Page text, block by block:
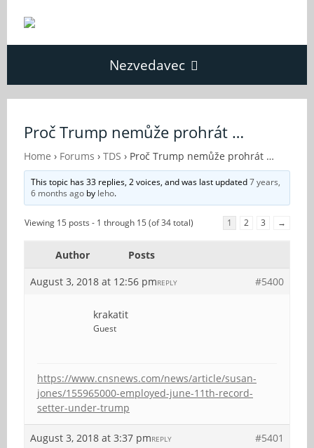
Nezvedavec
Fórum
Proč Trump nemůže prohrát …
Home › Forums › TDS › Proč Trump nemůže prohrát …
This topic has 33 replies, 2 voices, and was last updated7 years,
6 months ago by leho.
Viewing 15 posts - 1 through 15 (of 34 total) 1 2 3 →
Author
Posts
August 3, 2018 at 12:56 pm
#5400
REPLY
krakatit
Guest
https://www.cnsnews.com/news/article/susan-
jones/155965000-employed-june-11th-record-
setter-under-trump
August 3, 2018 at 3:37 pm #5401
REPLY